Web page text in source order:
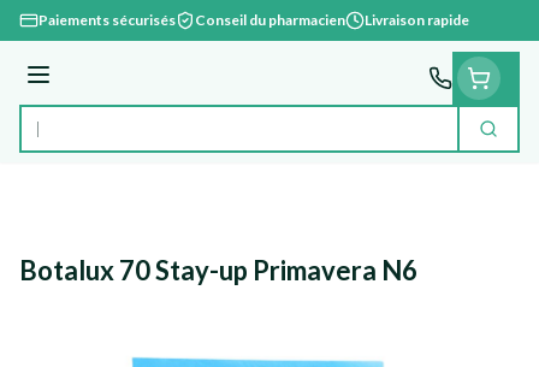
Aller au contenu
Paiements sécurisés Conseil du pharmacien Livraison rapide
Menu
Rechercher
Botalux 70 Stay-up Primavera N6